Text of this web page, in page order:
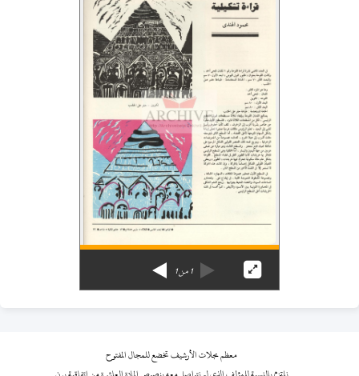
1من1
معظم مجلات الأرشيف تخضع للمجال المفتوح